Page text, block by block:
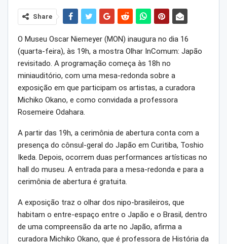
Share
O Museu Oscar Niemeyer (MON) inaugura no dia 16
(quarta-feira), às 19h, a mostra Olhar InComum: Japão
revisitado. A programação começa às 18h no
miniauditório, com uma mesa-redonda sobre a
exposição em que participam os artistas, a curadora
Michiko Okano, e como convidada a professora
Rosemeire Odahara.
A partir das 19h, a cerimônia de abertura conta com a
presença do cônsul-geral do Japão em Curitiba, Toshio
Ikeda. Depois, ocorrem duas performances artísticas no
hall do museu. A entrada para a mesa-redonda e para a
cerimônia de abertura é gratuita.
A exposição traz o olhar dos nipo-brasileiros, que
habitam o entre-espaço entre o Japão e o Brasil, dentro
de uma compreensão da arte no Japão, afirma a
curadora Michiko Okano, que é professora de História da